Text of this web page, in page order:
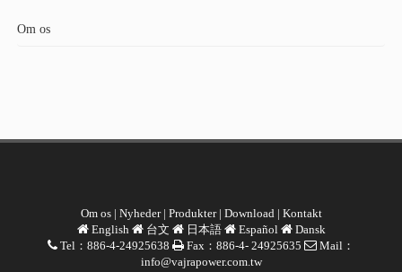
Om os
Om os| Nyheder| Produkter| Download| Kontakt
English
台文 日本語 Español
Dansk
Tel：886-4-24925638
Fax：886-4- 24925635
Mail：
info@vajrapower.com.tw